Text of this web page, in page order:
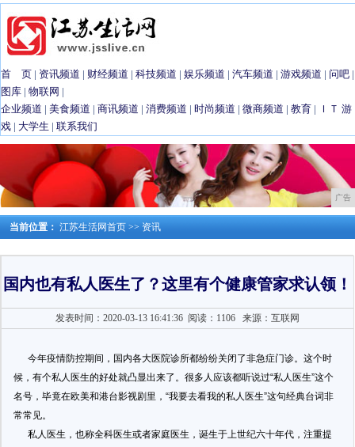
首 页 | 资讯频道 | 财经频道 | 科技频道 | 娱乐频道 | 汽车频道 | 游戏频道 | 问吧 |
图库 | 物联网 |
企业频道 | 美食频道 | 商讯频道 | 消费频道 | 时尚频道 | 微商频道 | 教育 | ＩＴ 游
戏 | 大学生 | 联系我们
广告
当前位置： 江苏生活网首页 >> 资讯
国内也有私人医生了？这里有个健康管家求认领！
发表时间：2020-03-13 16:41:36 阅读：1106来源：互联网
今年疫情防控期间，国内各大医院诊所都纷纷关闭了非急症门诊。这个时
候，有个私人医生的好处就凸显出来了。很多人应该都听说过“私人医生”这个
名号，毕竟在欧美和港台影视剧里，“我要去看我的私人医生”这句经典台词非
常常见。
私人医生，也称全科医生或者家庭医生，诞生于上世纪六十年代，注重提